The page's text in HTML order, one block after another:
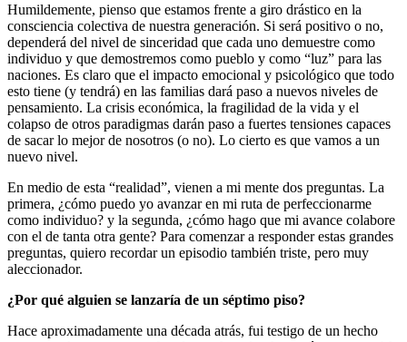
Humildemente, pienso que estamos frente a giro drástico en la
consciencia colectiva de nuestra generación. Si será positivo o no,
dependerá del nivel de sinceridad que cada uno demuestre como
individuo y que demostremos como pueblo y como “luz” para las
naciones. Es claro que el impacto emocional y psicológico que todo
esto tiene (y tendrá) en las familias dará paso a nuevos niveles de
pensamiento. La crisis económica, la fragilidad de la vida y el
colapso de otros paradigmas darán paso a fuertes tensiones capaces
de sacar lo mejor de nosotros (o no). Lo cierto es que vamos a un
nuevo nivel.
En medio de esta “realidad”, vienen a mi mente dos preguntas. La
primera, ¿cómo puedo yo avanzar en mi ruta de perfeccionarme
como individuo? y la segunda, ¿cómo hago que mi avance colabore
con el de tanta otra gente? Para comenzar a responder estas grandes
preguntas, quiero recordar un episodio también triste, pero muy
aleccionador.
¿Por qué alguien se lanzaría de un séptimo piso?
Hace aproximadamente una década atrás, fui testigo de un hecho